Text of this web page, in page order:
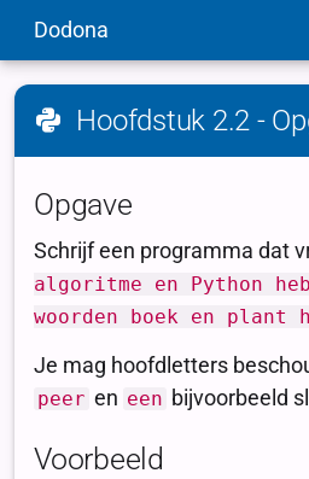
Dodona
Hoofdstuk 2.2 -